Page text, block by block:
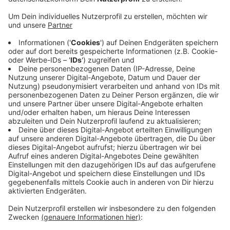
geschlagen haben. Auf dem Weg zur Wache hat er
dann im Streifenwagen noch die Polizisten
beleidigt und versucht, sie anzuspucken und zu
treten. Den Rest der Nacht hat der Randalierer in
der Zelle verbracht.
Bei weiteren Ermittlungen hat sich herausgestellt,
dass er betreut wird und über eine Wohnanschrift
verfügt. Er muss sich demnächst u.a. wegen
Widerstands gegen
Vollstreckungsbeamte verantworten.
Veröffentlicht:Montag, 04.05.2020 17:00
Anzeige